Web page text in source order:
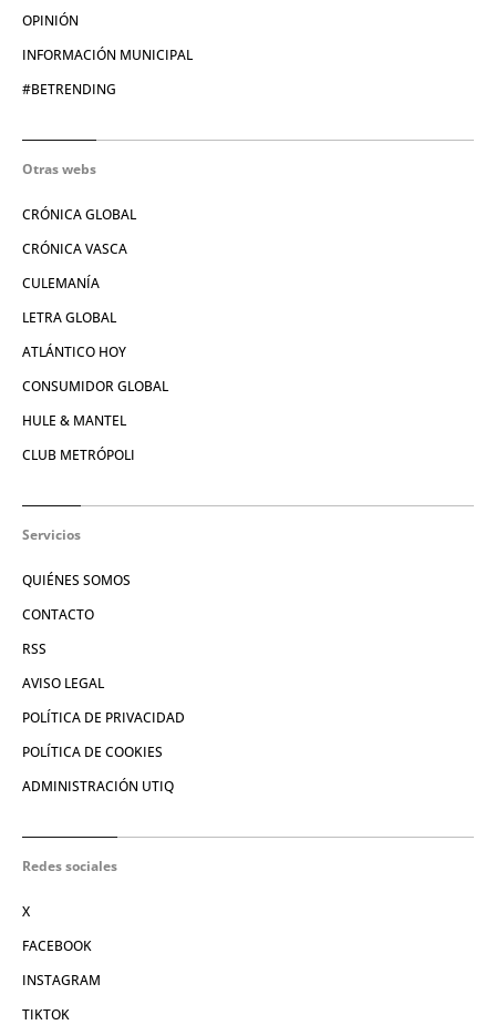
OPINIÓN
INFORMACIÓN MUNICIPAL
#BETRENDING
Otras webs
CRÓNICA GLOBAL
CRÓNICA VASCA
CULEMANÍA
LETRA GLOBAL
ATLÁNTICO HOY
CONSUMIDOR GLOBAL
HULE & MANTEL
CLUB METRÓPOLI
Servicios
QUIÉNES SOMOS
CONTACTO
RSS
AVISO LEGAL
POLÍTICA DE PRIVACIDAD
POLÍTICA DE COOKIES
ADMINISTRACIÓN UTIQ
Redes sociales
X
FACEBOOK
INSTAGRAM
TIKTOK